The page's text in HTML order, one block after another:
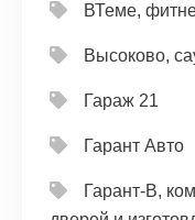
ВТеме,
Высоково,
Гараж 21
Гарант Авто
Гарант-В,